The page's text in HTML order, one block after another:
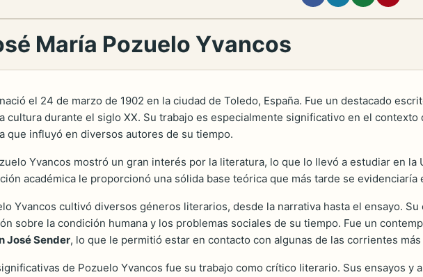
María Pozuelo Yvancos
nació el 24 de marzo de 1902 en la ciudad de Toledo, España. Fue un destacado
cultura durante el siglo XX. Su trabajo es especialmente significativo en el
que influyó en diversos autores de su tiempo.
Yvancos mostró un gran interés por la literatura, lo que lo llevó a estudiar en
académica le proporcionó una sólida base teórica que más tarde se
Yvancos cultivó diversos géneros literarios, desde la narrativa hasta el ensayo.
sobre la condición humana y los problemas sociales de su tiempo. Fue un
José Sender, lo que le permitió estar en contacto con algunas de las corrientes
de Pozuelo Yvancos fue su trabajo como crítico literario. Sus ensayos